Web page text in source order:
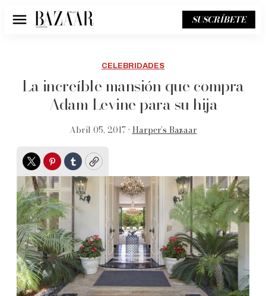
Menú SUSCRÍBETE
CELEBRIDADES
La increíble mansión que compra
Adam Levine para su hija
Abril 05, 2017 • Harper’s Bazaar
TwitterPinterest
TumblrCopy